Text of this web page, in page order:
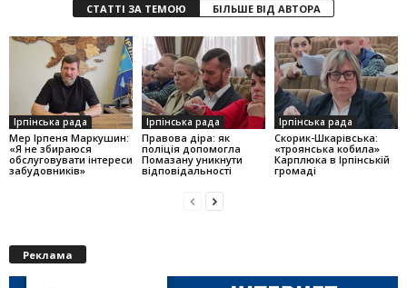
СТАТТІ ЗА ТЕМОЮ БІЛЬШЕ ВІД АВТОРА
Ірпінська рада
Мер Ірпеня Маркушин:
«Я не збираюся
обслуговувати інтереси
забудовників»
Ірпінська рада
Правова діра: як
поліція допомогла
Помазану уникнути
відповідальності
Ірпінська рада
Скорик-Шкарівська:
«троянська кобила»
Карплюка в Ірпінській
громаді
Реклама